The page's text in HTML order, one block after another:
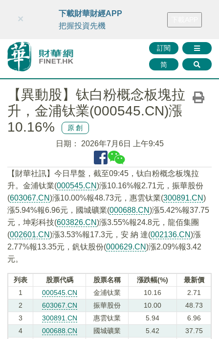
財華智庫網 FINTV FINMETA 財華證券 媒體矩陣
訂閱
简
×
下載財華財經APP
把握投資先機
【異動股】钛白粉概念板塊拉
升，金浦钛業(000545.CN)漲
10.16%
原創
日期： 2026年7月6日 上午9:45
【財華社訊】今日早盤，截至09:45，钛白粉概念板塊拉
升。金浦钛業(000545.CN)漲10.16%報2.71元，振華股份
(603067.CN)漲10.00%報48.73元，惠雲钛業(300891.CN)
漲5.94%報6.96元，國城礦業(000688.CN)漲5.42%報37.75
元，坤彩科技(603826.CN)漲3.55%報24.8元，龍佰集團
(002601.CN)漲3.53%報17.3元，安 納 達(002136.CN)漲
2.77%報13.35元，釩钛股份(000629.CN)漲2.09%報3.42
元。
列表 股票代碼 股票名稱 漲跌幅(%)
最新價
1
000545.CN 金浦钛業 10.16
2.71
2
603067.CN 振華股份 10.00
48.73
3
300891.CN 惠雲钛業 5.94
6.96
4
000688.CN 國城礦業 5.42
37.75